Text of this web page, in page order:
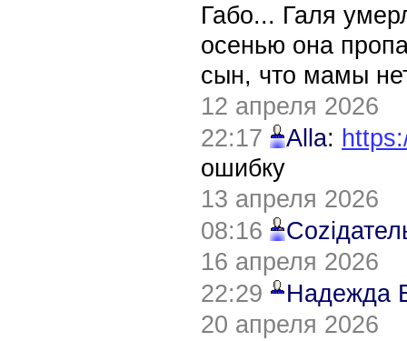
Габо... Галя
осенью она
сын, что мамы
12 апреля 2026
22:17
Alla:
ошибку
13 апреля 2026
08:16
16 апреля 2026
22:29
Надежда
20 апреля 2026